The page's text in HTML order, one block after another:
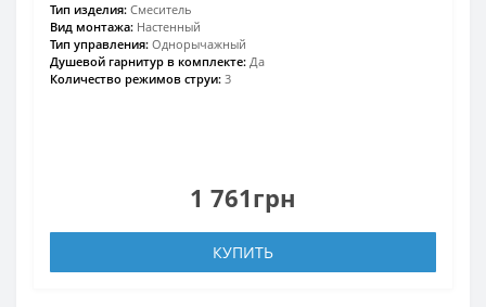
Тип изделия: Смеситель
Вид монтажа: Настенный
Тип управления: Однорычажный
Душевой гарнитур в комплекте: Да
Количество режимов струи: 3
1 761грн
КУПИТЬ